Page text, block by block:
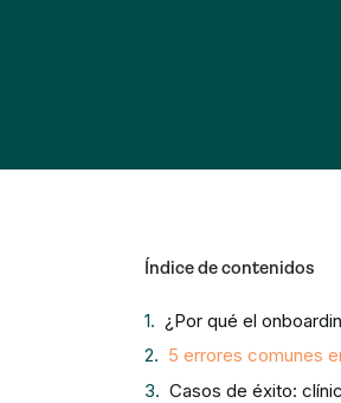
Índice de contenidos
¿Por qué el
5 errores comunes
Casos de éxito: